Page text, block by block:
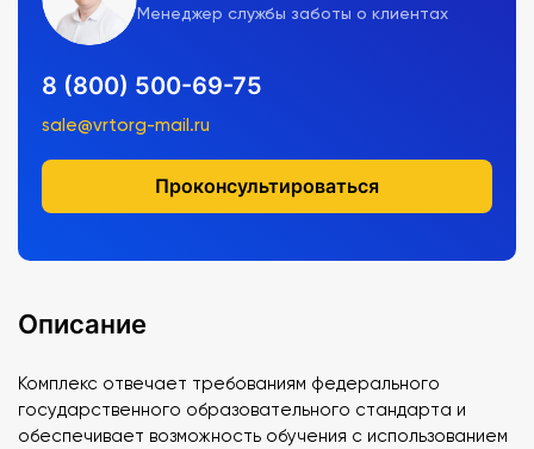
Менеджер службы заботы о клиентах
8 (800) 500-69-75
sale@vrtorg-mail.ru
Проконсультироваться
Описание
Комплекс отвечает требованиям федерального
государственного образовательного стандарта и
обеспечивает возможность обучения с использованием